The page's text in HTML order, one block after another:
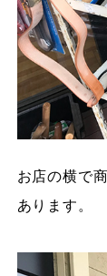
お店の横で
あります。